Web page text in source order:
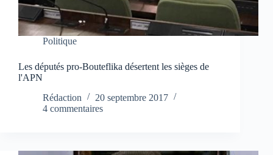
Politique
Les députés pro-Bouteflika désertent les sièges de
l'APN
Rédaction
20 septembre 2017
4 commentaires